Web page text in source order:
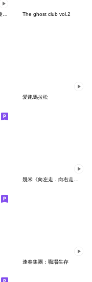
Emogoo與夥伴們的歡慶派對！ The ghost club vol.2
愛跑馬拉松
逢春集團：職場生存